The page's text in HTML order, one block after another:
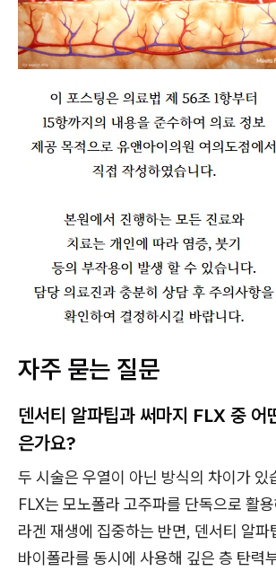
자주 묻는 질문
덴서티 알파팁과 써마지 FLX 중 어
은가요?
두 시술은 우열이 아닌 방식의 차이가 있
FLX는 모노폴라 고주파를 단독으로 활
라겐 재생에 집중하는 반면, 덴서티 알파
바이폴라를 동시에 사용해 깊은 층 탄력